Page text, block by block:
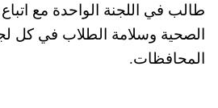
طالب في اللجنة الواحدة مع اتباع
الصحية وسلامة الطلاب في كل
المحافظات.